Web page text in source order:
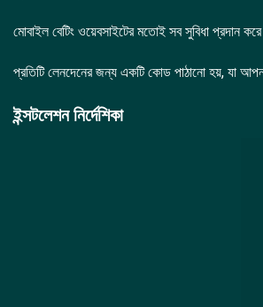
মোবাইল বেটিং ওয়েবসাইটের মতোই সব সুবিধা প্রদান
প্রতিটি লেনদেনের জন্য একটি কোড পাঠানো হয়, যা
ইন্সটলেশন নির্দেশিকা